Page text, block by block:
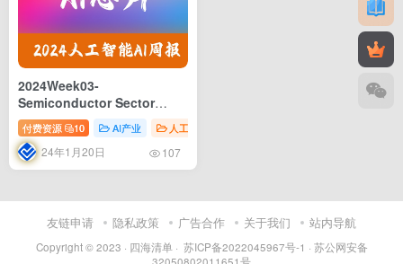
2024Week03-
Semiconductor Sector
Thematic investing and
megatrends AI sales
exposure reality check, by
the number
付费资源 10 AI产业 人工智能研报
24年1月20日 107
友链申请 隐私政策 广告合作 关于我们 站内导航
Copyright © 2023 · 四海清单· 苏ICP备2022045967号-1 · 苏公网安备